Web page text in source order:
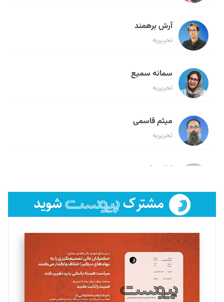
آرش برهمند
تحریریه
سمانه سمیع
تحریریه
میثم قاسمی
تحریریه
لیلا حنارود
فائزه فتحی رستمی
تحریریه
سروش کرمیان
تحریریه